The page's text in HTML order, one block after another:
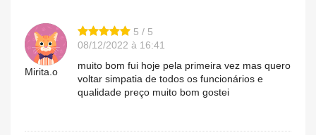
Mirita.o
5 / 5
08/12/2022 à 16:41
muito bom fui hoje pela primeira vez mas quero
voltar simpatia de todos os funcionários e
qualidade preço muito bom gostei